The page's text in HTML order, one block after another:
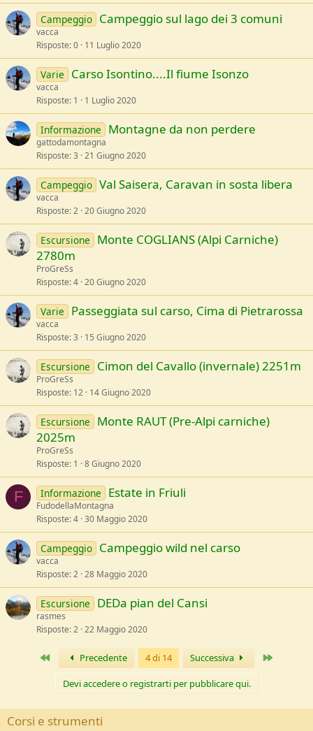
Campeggio Campeggio sul lago dei 3 comuni
vacca
Risposte 0 11 Luglio 2020
Varie Carso Isontino....Il fiume Isonzo
vacca
Risposte 1 1 Luglio 2020
Informazione Montagne da non perdere
gattodamontagna
Risposte 3 21 Giugno 2020
Campeggio Val Saisera, Caravan in sosta libera
vacca
Risposte 2 20 Giugno 2020
Escursione
Monte COGLIANS (Alpi Carniche)
2780m
ProGreSs
Risposte 4 20 Giugno 2020
Varie Passeggiata sul carso, Cima di Pietrarossa
vacca
Risposte 3 15 Giugno 2020
Escursione Cimon del Cavallo (invernale) 2251m
ProGreSs
Risposte 12 14 Giugno 2020
Escursione
Monte RAUT (Pre-Alpi carniche)
2025m
ProGreSs
Risposte 1 8 Giugno 2020
F Informazione Estate in Friuli
FudodellaMontagna
Risposte 4 30 Maggio 2020
Campeggio Campeggio wild nel carso
vacca
Risposte 2 28 Maggio 2020
Escursione DEDa pian del Cansi
rasmes
Risposte 2 22 Maggio 2020
Primo Precedente 4 di 14 Successiva
Devi accedere o registrarti per pubblicare qui.
Corsi e strumenti